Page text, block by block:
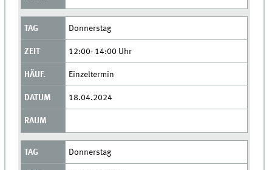
Donnerstag
12:00- 14:00 Uhr
Einzeltermin
18.04.2024
Donnerstag